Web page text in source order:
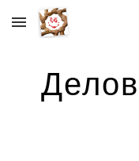
Skip to main content